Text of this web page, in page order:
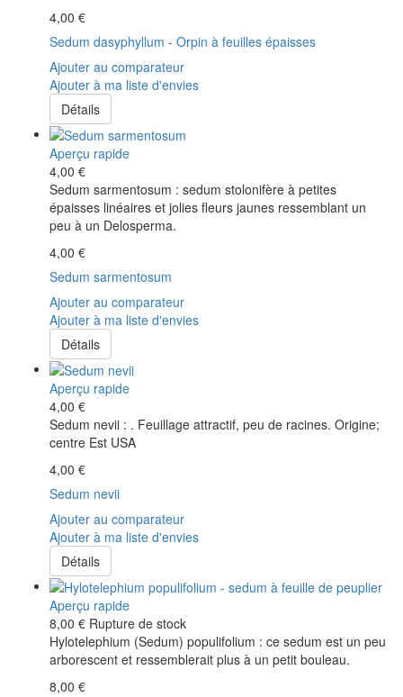
4,00 €
Sedum dasyphyllum - Orpin à feuilles épaisses
Ajouter au comparateur
Ajouter à ma liste d'envies
Détails
Aperçu rapide
4,00 €
Sedum sarmentosum : sedum stolonifère à petites
épaisses linéaires et jolies fleurs jaunes ressemblant un
peu à un Delosperma.
4,00 €
Sedum sarmentosum
Ajouter au comparateur
Ajouter à ma liste d'envies
Détails
Aperçu rapide
4,00 €
Sedum nevii : . Feuillage attractif, peu de racines. Origine;
centre Est USA
4,00 €
Sedum nevii
Ajouter au comparateur
Ajouter à ma liste d'envies
Détails
Aperçu rapide
8,00 € Rupture de stock
Hylotelephium (Sedum) populifolium : ce sedum est un peu
arborescent et ressemblerait plus à un petit bouleau.
8,00 €